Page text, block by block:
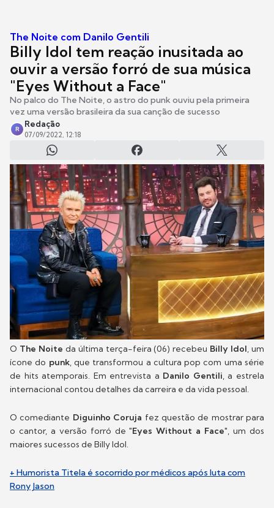
The Noite com Danilo Gentili
Billy Idol tem reação inusitada ao
ouvir a versão forró de sua música
"Eyes Without a Face"
No palco do The Noite, o astro do punk ouviu pela primeira
vez uma versão brasileira da sua canção de sucesso
R
Redação
07/09/2022, 12:18
O The Noite da última terça-feira (06) recebeu Billy Idol, um
ícone do punk, que transformou a cultura pop com uma série
de hits atemporais. Em entrevista a Danilo Gentili, a estrela
internacional contou detalhes da carreira e da vida pessoal.
O comediante Diguinho Coruja fez questão de mostrar para
o cantor, a versão forró de "Eyes Without a Face", um dos
maiores sucessos de Billy Idol.
+ Humorista Titela é socorrido por médicos após luta com
Rony Jason